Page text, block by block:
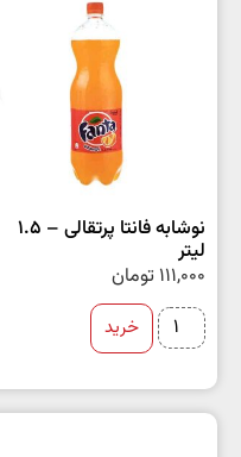
نوشابه فانتا پرتقالی – 1.5
لیتر
111,000 تومان
خرید